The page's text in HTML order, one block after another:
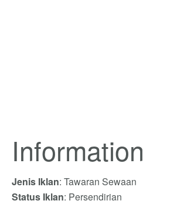
Information
Jenis Iklan: Tawaran Sewaan
Status Iklan: Persendirian